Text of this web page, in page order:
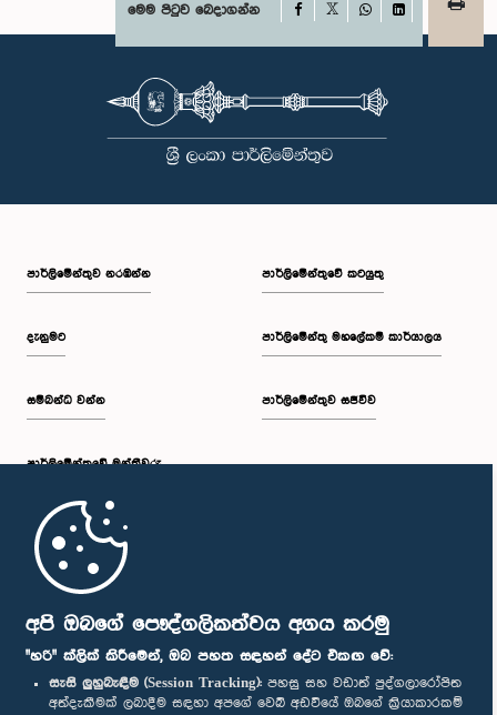
අපි ඔබගේ පෞද්ගලිකත්වය අගය කරමු
"හරි" ක්ලික් කිරීමෙන්, ඔබ පහත සඳහන් දේට එකඟ වේ:
සැසි ලුහුබැඳීම (Session Tracking): පහසු සහ වඩාත් පුද්ගලාරෝපිත
අත්දැකීමක් ලබාදීම සඳහා අපගේ වෙබ් අඩවියේ ඔබගේ ක්‍රියාකාරකම්
මෙම පිටුව බෙදාගන්න Facebook
WhatsAppLinkedIn
පාර්ලි‌මේන්තුව නරඹන්න
දැනුමට
සම්බන්ධ වන්න
පාර්ලි‌මේන්තුවේ මන්ත්‍රීවරු
මුල් පිටුව
පාර්ලිමේන්තුවේ කටයුතු
පාර්ලිමේන්තු මහලේකම් කාර්යාලය
පාර්ලිමේන්තුව සජීවීව
පාර්ලිමේන්තු ජංගම යෙදුම